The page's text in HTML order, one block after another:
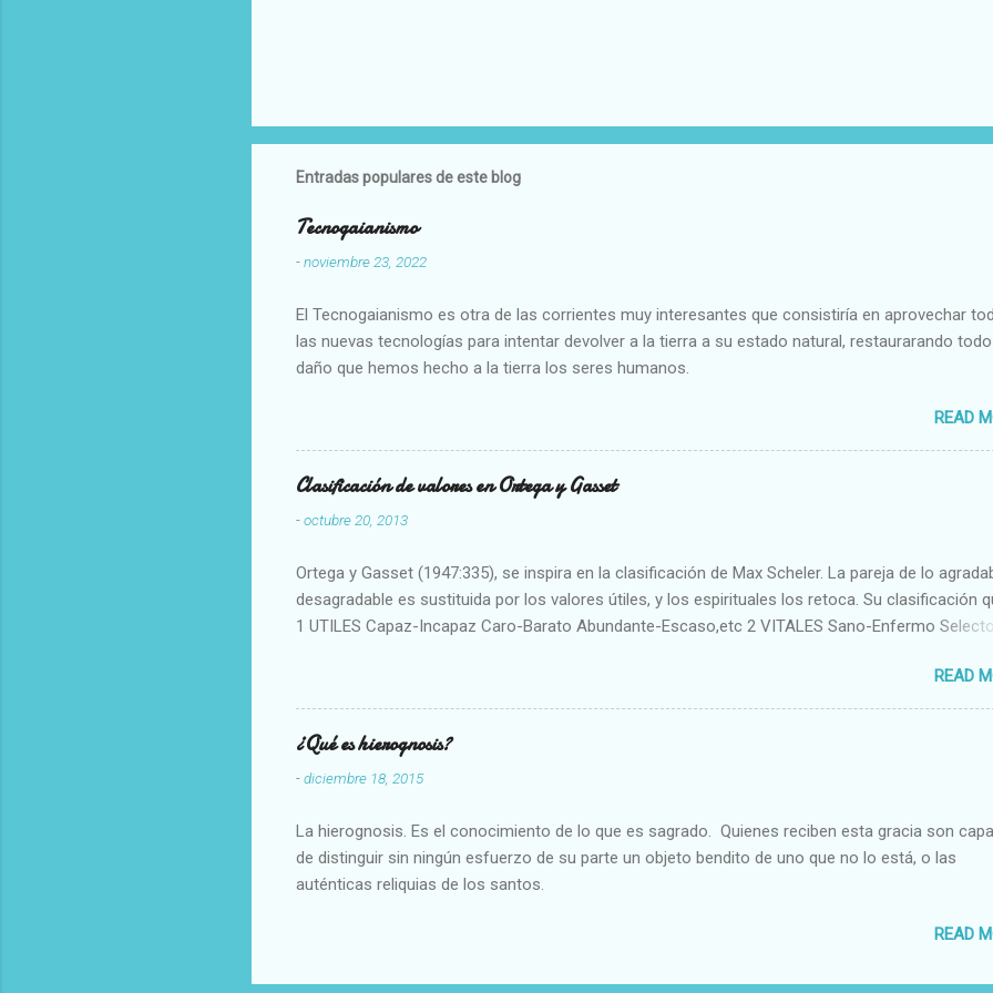
Entradas populares de este blog
Tecnogaianismo
-noviembre 23, 2022
El Tecnogaianismo es otra de las corrientes muy interesantes que consistiría en aprovechar
las nuevas tecnologías para intentar devolver a la tierra a su estado natural, restaurarando
daño que hemos hecho a la tierra los seres humanos.
READ
Clasificación de valores en Ortega y Gasset
-octubre 20, 2013
Ortega y Gasset (1947:335), se inspira en la clasificación de Max Scheler. La pareja de lo
desagradable es sustituida por los valores útiles, y los espirituales los retoca. Su clasificación
1 UTILES Capaz-Incapaz Caro-Barato Abundante-Escaso,etc 2 VITALES Sano-Enfermo
Aproximado Evidente-Probable,etc b) Morales Bueno-malo Bondadoso-malvado Justo-Injusto
Escrupuloso-Relajado Leal-Desleal,etc. d) Estéticos Bello-Feo Gracioso-Tosco Elegante-
Armonioso-Inarmonioso 4 RELIGIOSOS Santo-Pr...
READ
¿Qué es hierognosis?
-diciembre 18, 2015
La hierognosis. Es el conocimiento de lo que es sagrado. Quienes reciben esta gracia son
de distinguir sin ningún esfuerzo de su parte un objeto bendito de uno que no lo está, o las
auténticas reliquias de los santos.
READ